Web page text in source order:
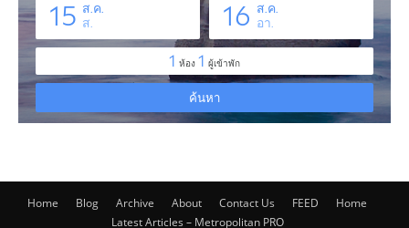
Home Blog Archive About Contact Us FEED
Home
Latest Articles – Metropolitan PRO